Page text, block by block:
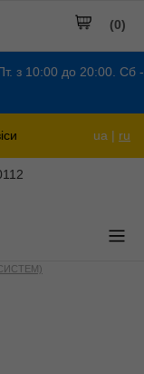
з 10:00 до 20:00. Сб -
ua | ru
(0)